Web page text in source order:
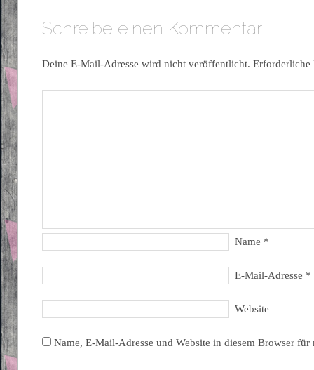
Schreibe einen Kommentar
Deine E-Mail-Adresse wird nicht veröffentlicht.
Name *
E-Mail-Adresse *
Website
Name, E-Mail-Adresse und Website in diesem Browser